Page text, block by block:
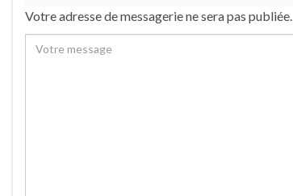
Votre adresse de messagerie ne sera pas publiée.